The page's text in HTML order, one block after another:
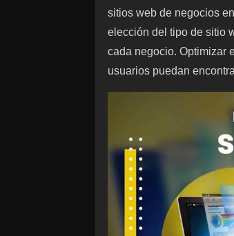
sitios web de negocios
elección del tipo de sitio
cada negocio. Optimizar
usuarios puedan